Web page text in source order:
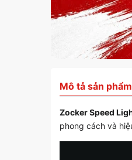
Mô tả sản phẩm
Zocker Speed
phong cách và